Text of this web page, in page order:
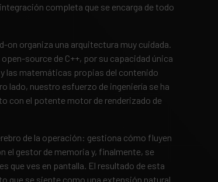
completa que se encarga de todo
on organiza una arquitectura muy cuidada.
open-source de C++, por su capacidad única
las matemáticas propias del contenido
lado, nuestro esfuerzo de ingeniería se ha
con el potente motor de renderizado de
de la operación: gestiona cómo fluyen
el gestor de memoria y, finalmente, se
que ves en pantalla. El resultado de esta
que se siente como una extensión natural